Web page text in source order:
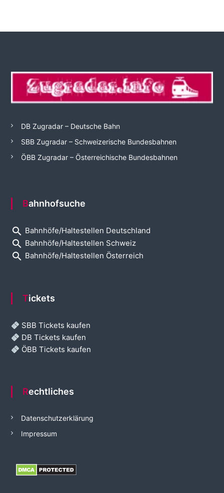
DB Zugradar – Deutsche Bahn
SBB Zugradar – Schweizerische Bundesbahnen
ÖBB Zugradar – Österreichische Bundesbahnen
Bahnhofsuche
search Bahnhöfe/Haltestellen Deutschland
search Bahnhöfe/Haltestellen Schweiz
search Bahnhöfe/Haltestellen Österreich
Tickets
SBB Tickets kaufen
DB Tickets kaufen
ÖBB Tickets kaufen
Rechtliches
Datenschutzerklärung
Impressum